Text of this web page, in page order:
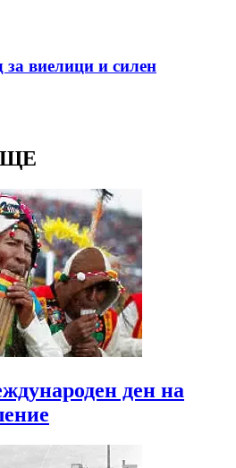
виелици и силен
ден на